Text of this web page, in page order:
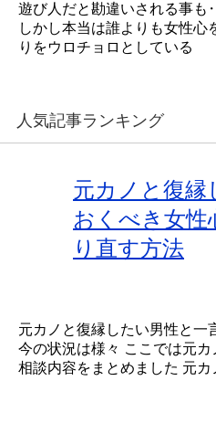
遊び人だと勘違いされる事も
しかし本当は誰よりも女性心
りをウロチョロとしている
人気記事ランキング
元カノと復縁
おくべき女性
り直す方法
元カノと復縁したい男性と一
今の状況は様々 ここでは元
相談内容をまとめました 元